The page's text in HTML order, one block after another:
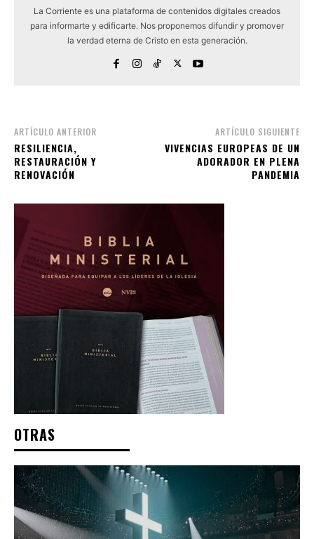
La Corriente es una plataforma de contenidos digitales creados
para informarte y edificarte. Nos proponemos difundir y promover
la verdad eterna de Cristo en esta generación.
ARTÍCULO ANTERIOR
RESILIENCIA,
RESTAURACIÓN Y
RENOVACIÓN
ARTÍCULO SIGUIENTE
VIVENCIAS EUROPEAS DE UN
ADORADOR EN PLENA
PANDEMIA
OTRAS